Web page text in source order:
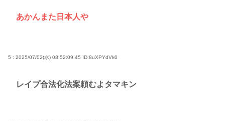
あかんまた日本人や
5 : 2025/07/02(水) 08:52:09.45 ID:8uXPYdVk0
レイプ合法化法案頼むよタマキン